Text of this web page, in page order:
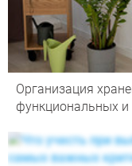
Организация
функциональных и